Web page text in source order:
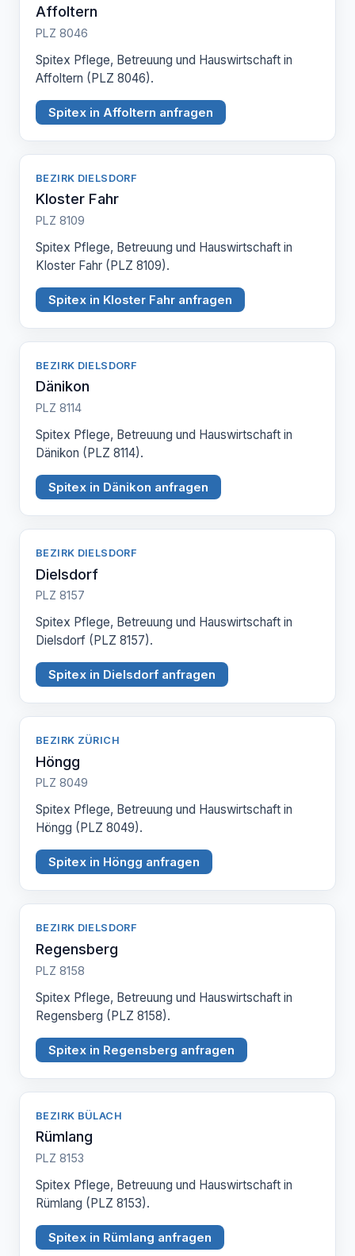
Affoltern
PLZ 8046
Spitex Pflege, Betreuung und Hauswirtschaft in
Affoltern (PLZ 8046).
Spitex in Affoltern anfragen
BEZIRK DIELSDORF
Kloster Fahr
PLZ 8109
Spitex Pflege, Betreuung und Hauswirtschaft in
Kloster Fahr (PLZ 8109).
Spitex in Kloster Fahr anfragen
BEZIRK DIELSDORF
Dänikon
PLZ 8114
Spitex Pflege, Betreuung und Hauswirtschaft in
Dänikon (PLZ 8114).
Spitex in Dänikon anfragen
BEZIRK DIELSDORF
Dielsdorf
PLZ 8157
Spitex Pflege, Betreuung und Hauswirtschaft in
Dielsdorf (PLZ 8157).
Spitex in Dielsdorf anfragen
BEZIRK ZÜRICH
Höngg
PLZ 8049
Spitex Pflege, Betreuung und Hauswirtschaft in
Höngg (PLZ 8049).
Spitex in Höngg anfragen
BEZIRK DIELSDORF
Regensberg
PLZ 8158
Spitex Pflege, Betreuung und Hauswirtschaft in
Regensberg (PLZ 8158).
Spitex in Regensberg anfragen
BEZIRK BÜLACH
Rümlang
PLZ 8153
Spitex Pflege, Betreuung und Hauswirtschaft in
Rümlang (PLZ 8153).
Spitex in Rümlang anfragen